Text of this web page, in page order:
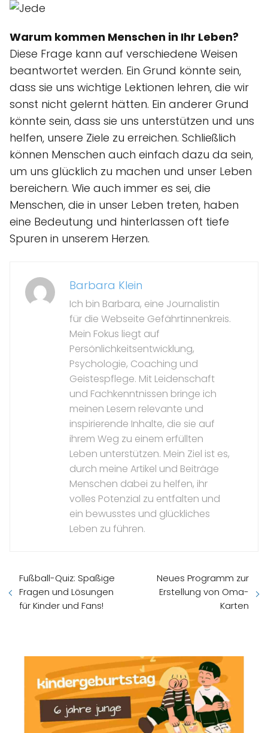
Warum kommen Menschen in Ihr Leben?
Diese Frage kann auf verschiedene Weisen
beantwortet werden. Ein Grund könnte sein,
dass sie uns wichtige Lektionen lehren, die wir
sonst nicht gelernt hätten. Ein anderer Grund
könnte sein, dass sie uns unterstützen und uns
helfen, unsere Ziele zu erreichen. Schließlich
können Menschen auch einfach dazu da sein,
um uns glücklich zu machen und unser Leben
bereichern. Wie auch immer es sei, die
Menschen, die in unser Leben treten, haben
eine Bedeutung und hinterlassen oft tiefe
Spuren in unserem Herzen.
Barbara Klein
Ich bin Barbara, eine Journalistin
für die Webseite Gefährtinnenkreis.
Mein Fokus liegt auf
Persönlichkeitsentwicklung,
Psychologie, Coaching und
Geistespflege. Mit Leidenschaft
und Fachkenntnissen bringe ich
meinen Lesern relevante und
inspirierende Inhalte, die sie auf
ihrem Weg zu einem erfüllten
Leben unterstützen. Mein Ziel ist es,
durch meine Artikel und Beiträge
Menschen dabei zu helfen, ihr
volles Potenzial zu entfalten und
ein bewusstes und glückliches
Leben zu führen.
Fußball-Quiz: Spaßige
Fragen und Lösungen
für Kinder und Fans!
Neues Programm zur
Erstellung von Oma-
Karten